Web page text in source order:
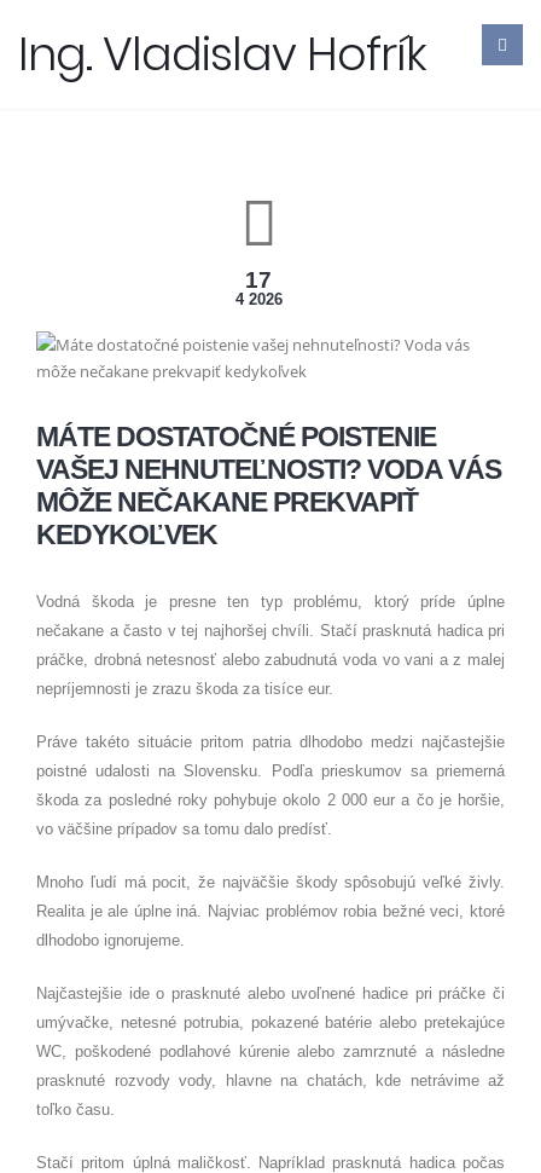
Ing. Vladislav Hofrík
17
4 2026
MÁTE DOSTATOČNÉ POISTENIE
VAŠEJ NEHNUTEĽNOSTI? VODA VÁS
MÔŽE NEČAKANE PREKVAPIŤ
KEDYKOĽVEK
Vodná škoda je presne ten typ problému, ktorý príde úplne
nečakane a často v tej najhoršej chvíli. Stačí prasknutá hadica pri
práčke, drobná netesnosť alebo zabudnutá voda vo vani a z malej
nepríjemnosti je zrazu škoda za tisíce eur.
Práve takéto situácie pritom patria dlhodobo medzi najčastejšie
poistné udalosti na Slovensku. Podľa prieskumov sa priemerná
škoda za posledné roky pohybuje okolo 2 000 eur a čo je horšie,
vo väčšine prípadov sa tomu dalo predísť.
Mnoho ľudí má pocit, že najväčšie škody spôsobujú veľké živly.
Realita je ale úplne iná. Najviac problémov robia bežné veci, ktoré
dlhodobo ignorujeme.
Najčastejšie ide o prasknuté alebo uvoľnené hadice pri práčke či
umývačke, netesné potrubia, pokazené batérie alebo pretekajúce
WC, poškodené podlahové kúrenie alebo zamrznuté a následne
prasknuté rozvody vody, hlavne na chatách, kde netrávime až
toľko času.
Stačí pritom úplná maličkosť. Napríklad prasknutá hadica počas